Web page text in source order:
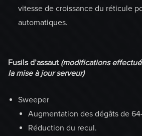
vitesse de croissance du réticule
automatiques.
Fusils d’assaut (modifications
la mise à jour serveur)
Sweeper
Augmentation des dégâts de 64-
Réduction du recul.